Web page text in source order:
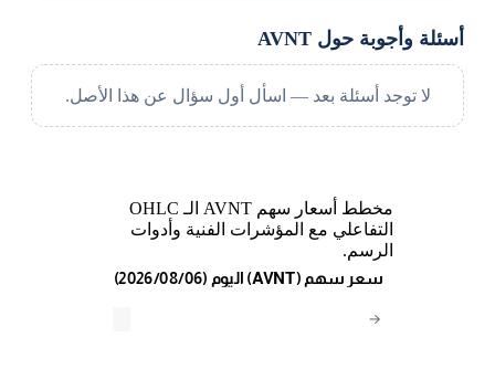
أسئلة وأجوبة حول AVNT
لا توجد أسئلة بعد — اسأل أول سؤال عن هذا الأصل.
مخطط أسعار سهم AVNT الـ OHLC
التفاعلي مع المؤشرات الفنية وأدوات
الرسم.
→
(2026/08/06) اليوم (AVNT) سعر سهم